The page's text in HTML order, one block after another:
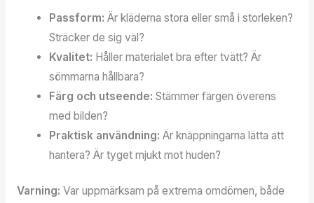
Passform: Är kläderna stora eller små i storleken?
Sträcker de sig väl?
Kvalitet: Håller materialet bra efter tvätt? Är
sömmarna hållbara?
Färg och utseende: Stämmer färgen överens
med bilden?
Praktisk användning: Är knäppningarna lätta att
hantera? Är tyget mjukt mot huden?
Varning: Var uppmärksam på extrema omdömen, både